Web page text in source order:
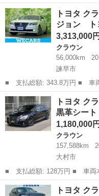
名： トヨタ ■ 車種名： ク
ト ナビ パワーシート ＥＴ
ンプ ■ 排気量：...
福岡 久留米市 クラウン
トヨタ ク
ジョン ト
3,313,000円
クラウン
56,000km
諫早市
■ 支払総額: 343.8万円 ■ 車両本体価格： 3,313,000 円 ■ メーカ
ー名： トヨタ ■ 車種名：
名： マジェスタＦバージョ
フルレザー／...
長崎 諫早市 クラウン
トヨタ ク
黒革シー
1,180,000円
クラウン
157,588km
大村市
■ 支払総額: 128万円 ■ 車両本体価格： 1,180,000 円 ■ メーカー
名： トヨタ ■ 車種名： ク
名： アスリートＧ 黒革シ
長崎 大村市 クラウン
トヨタ ク